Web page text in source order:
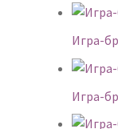
Игра-
Игра-